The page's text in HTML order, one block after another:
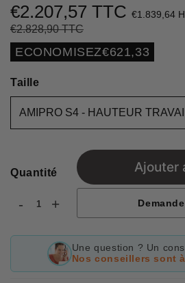
€2.207,57 TTC €1.839,64
€2.828,90 TTC
régulier
réduit
Unit
price
ECONOMISEZ€621,33
Taille
Quantité
- +
Ajouter
Une question ? Un
Nos conseillers sont